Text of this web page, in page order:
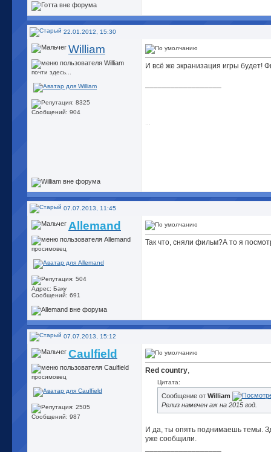
22.01.2012, 15:30
William
почти здесь...
Сообщений: 904
И всё же экранизация игры будет!
07.07.2013, 11:45
Allemand
просимовец
Адрес: Баку
Сообщений: 691
Так что, сняли фильм?А то я
07.07.2013, 15:12
Caulfield
просимовец
Сообщений: 987
Red country,
Цитата:
Сообщение от William
Релиз намечен аж на 2015 год.
И да, ты опять поднимаешь темы.
уже сообщили.